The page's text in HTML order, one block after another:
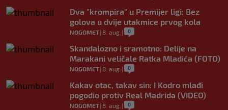
Dva "krompira" u Premijer ligi: Bez
golova u dvije utakmice prvog kola
NOGOMET| 8. aug. | 0
Skandalozno i sramotno: Delije na
Marakani veličale Ratka Mladića (FOTO)
NOGOMET| 8. aug. | 0
Kakav otac, takav sin: I Kodro mlađi
pogodio protiv Real Madrida (VIDEO)
NOGOMET| 8. aug. | 0